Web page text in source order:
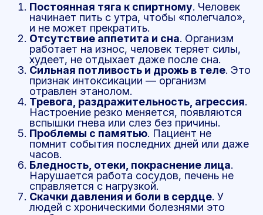
Постоянная тяга к спиртному. Человек
начинает пить с утра, чтобы «полегчало»,
и не может прекратить.
Отсутствие аппетита и сна. Организм
работает на износ, человек теряет силы,
худеет, не отдыхает даже после сна.
Сильная потливость и дрожь в теле. Это
признак интоксикации — организм
отравлен этанолом.
Тревога, раздражительность, агрессия.
Настроение резко меняется, появляются
вспышки гнева или слез без причины.
Проблемы с памятью. Пациент не
помнит события последних дней или даже
часов.
Бледность, отеки, покраснение лица.
Нарушается работа сосудов, печень не
справляется с нагрузкой.
Скачки давления и боли в сердце. У
людей с хроническими болезнями это